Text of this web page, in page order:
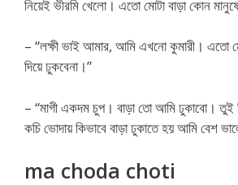
নিয়েই ভীরমি খেলো। এতো মোটা বাড়া কোন
– “লক্ষী ভাই আমার, আমি এখনো কুমারী। এতো
দিয়ে ঢুকবেনা।”
– “মাগী একদম চুপ। বাড়া তো আমি ঢুকাবো। তুই
কচি ভোদায় কিভাবে বাড়া ঢুকাতে হয় আমি বেশ
ma choda choti